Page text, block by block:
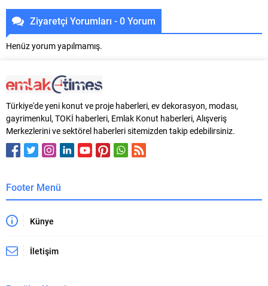
Ziyaretçi Yorumları - 0 Yorum
Henüz yorum yapılmamış.
Türkiye'de yeni konut ve proje haberleri, ev dekorasyon, modası,
gayrimenkul, TOKİ haberleri, Emlak Konut haberleri, Alışveriş
Merkezlerini ve sektörel haberleri sitemizden takip edebilirsiniz.
Footer Menü
Künye
İletişim